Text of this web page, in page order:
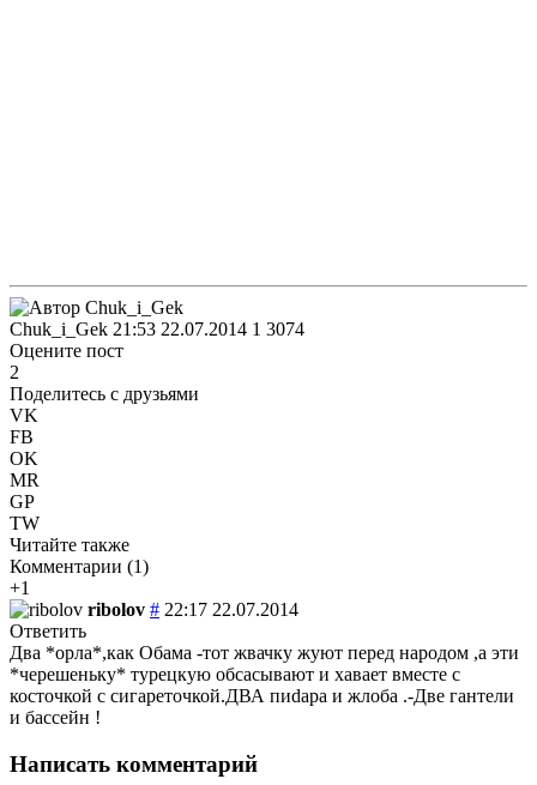
Chuk_i_Gek 21:53 22.07.2014 1 3074
Оцените пост
2
Поделитесь с друзьями
VK
FB
OK
MR
GP
TW
Читайте также
Комментарии (1)
+1
ribolov # 22:17 22.07.2014
Ответить
Два *орла*,как Обама -тот жвачку жуют перед народом ,а эти
*черешеньку* турецкую обсасывают и хавает вместе с
косточкой с сигареточкой.ДВА пиdара и жлоба .-Две гантели
и бассейн !
Написать комментарий